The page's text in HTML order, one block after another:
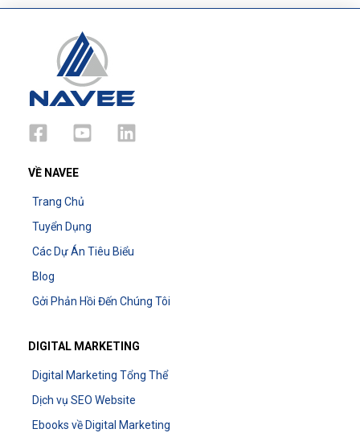
VỀ NAVEE
Trang Chủ
Tuyển Dụng
Các Dự Án Tiêu Biểu
Blog
Gởi Phản Hồi Đến Chúng Tôi
DIGITAL MARKETING
Digital Marketing Tổng Thể
Dịch vụ SEO Website
Ebooks về Digital Marketing